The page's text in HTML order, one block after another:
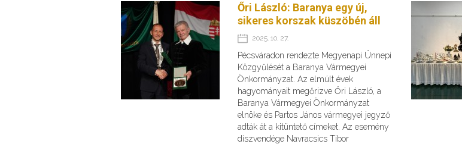
Őri László: Baranya egy új,
sikeres korszak küszöbén áll
2025. 10. 27.
Pécsváradon rendezte Megyenapi Ünnepi
Közgyűlését a Baranya Vármegyei
Önkormányzat. Az elmúlt évek
hagyományait megőrizve Őri László, a
Baranya Vármegyei Önkormányzat
elnöke és Partos János vármegyei jegyző
adták át a kitüntető címeket. Az esemény
díszvendége Navracsics Tibor